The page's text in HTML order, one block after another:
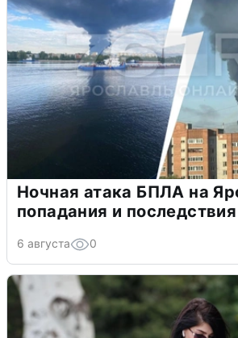
Ночная атака БПЛА на
попадания и последствия
6 августа 0